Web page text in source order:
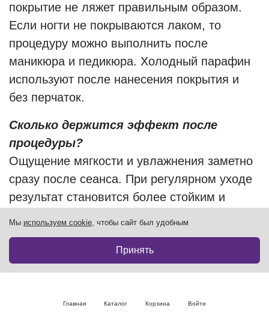
покрытие не ляжет правильным образом.
Если ногти не покрываются лаком, то
процедуру можно выполнить после
маникюра и педикюра. Холодный парафин
используют после нанесения покрытия и
без перчаток.
Сколько держится эффект после
процедуры?
Ощущение мягкости и увлажнения заметно
сразу после сеанса. При регулярном уходе
результат становится более стойким и
Можно ли сочетать парафинотерапию
с другими процедурами?
Мы используем cookie, чтобы сайт был удобным
Принять
Главная Каталог Корзина Войти